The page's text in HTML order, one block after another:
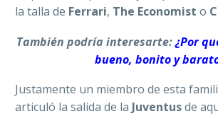
la talla de Ferrari, The Economist o
También podría interesarte:¿Por
bueno, bonito y
Justamente un miembro de esta
articuló la salida de la Juventusde